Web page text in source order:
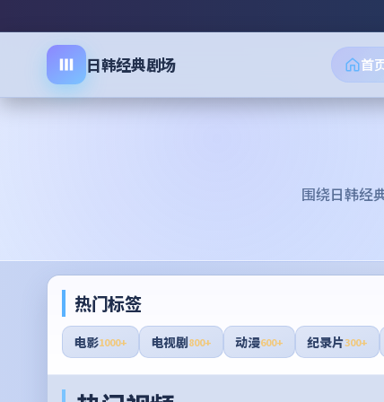
日韩经典剧场 首
围绕日韩经
热门标签
电影1000+ 电视剧800+ 动漫600+ 纪录片300+